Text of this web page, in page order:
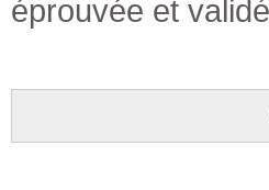
éprouvée et